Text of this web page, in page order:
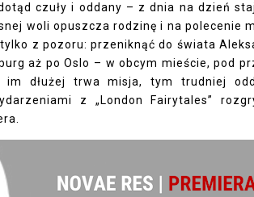
czuły i oddany – z dnia na dzień
woli opuszcza rodzinę i na polecenie
z pozoru: przeniknąć do świata
aż po Oslo – w obcym mieście, pod
im dłużej trwa misja, tym trudniej
z „London Fairytales”